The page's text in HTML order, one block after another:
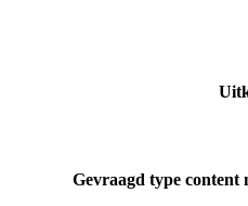
Gevraagd type content